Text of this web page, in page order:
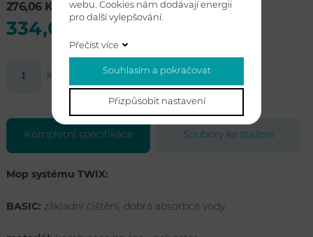
276,06 Kč bez DPH
334,03 Kč s DPH
ks Koupit
Kompletní specifikace Soubory ke stažení
Mop systému TWIX:
BASIC: základní čištění, dobrá absorbce vody
webu. Cookies nám dodávají energii
pro další vylepšování.
Přečíst více
Souhlasím a pokračovat
Přizpůsobit nastavení